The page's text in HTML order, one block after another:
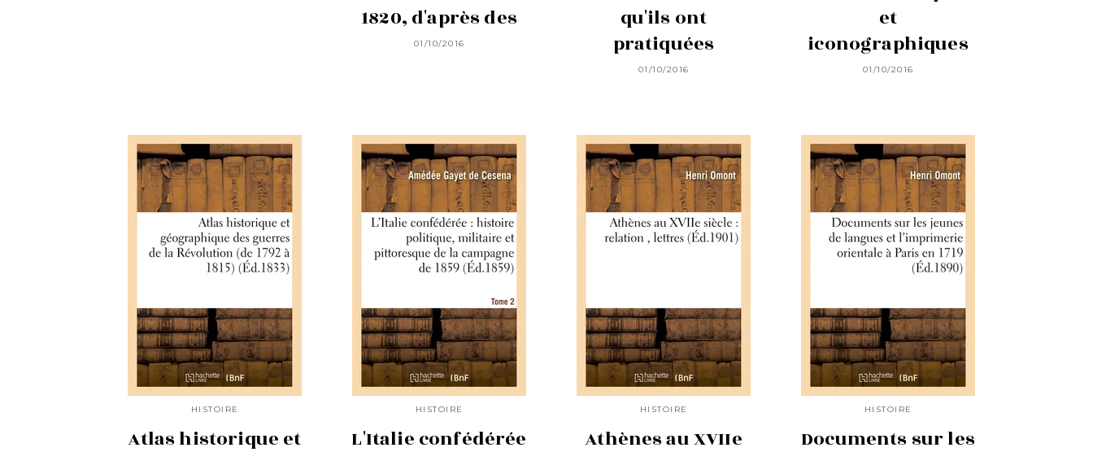
1820, d'après des
01/10/2016
qu'ils ont
pratiquées
01/10/2016
et
iconographiques
01/10/2016
HISTOIRE
Atlas historique et
HISTOIRE
L'Italie confédérée
HISTOIRE
Athènes au XVIIe
HISTOIRE
Documents sur les